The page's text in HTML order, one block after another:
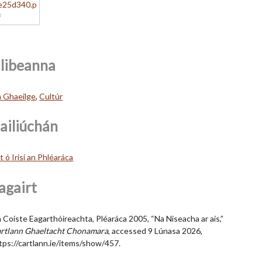
Ghaeilge,Cultúr
ó Irisí an Phléaráca
Coiste Eagarthóireachta, Pléaráca 2005, “Na Niseacha ar ais,”
Ghaeltacht Chonamara, accessed 9 Lúnasa 2026,
cartlann.ie/items/show/457.